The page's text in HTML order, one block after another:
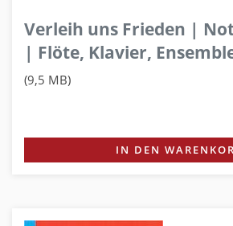
Verleih uns Frieden |
| Flöte, Klavier,
(9,5 MB)
IN DEN